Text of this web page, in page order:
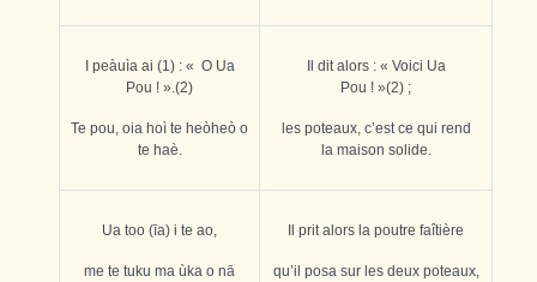
I peàuìa ai (1) : « O Ua
Pou ! ».(2)
Te pou, oia hoì te heòheò o
te haè.
Il dit alors : « Voici Ua
Pou ! »(2) ;
les poteaux, c’est ce qui rend
la maison solide.
Ua too (īa) i te ao,
me te tuku ma ùka o nā
Il prit alors la poutre faîtière
qu’il posa sur les deux poteaux,